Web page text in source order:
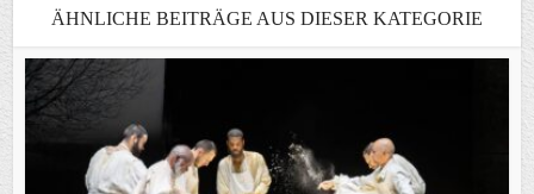
ÄHNLICHE BEITRÄGE AUS DIESER KATEGORIE